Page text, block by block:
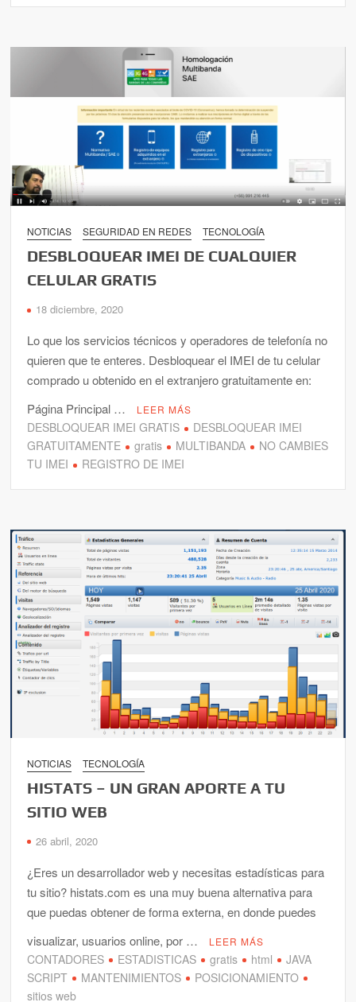
NOTICIAS SEGURIDAD EN REDES TECNOLOGÍA
DESBLOQUEAR IMEI DE CUALQUIER
CELULAR GRATIS
18 diciembre, 2020
Lo que los servicios técnicos y operadores de telefonía no
quieren que te enteres. Desbloquear el IMEI de tu celular
comprado u obtenido en el extranjero gratuitamente en:
Página Principal …
LEER MÁS
DESBLOQUEAR IMEI GRATIS
DESBLOQUEAR IMEI
GRATUITAMENTE
gratis MULTIBANDA
NO CAMBIES
TU IMEI
REGISTRO DE IMEI
NOTICIAS TECNOLOGÍA
HISTATS – UN GRAN APORTE A TU
SITIO WEB
26 abril, 2020
¿Eres un desarrollador web y necesitas estadísticas para
tu sitio? histats.com es una muy buena alternativa para
que puedas obtener de forma externa, en donde puedes
visualizar, usuarios online, por …
LEER MÁS
CONTADORES ESTADISTICAS gratis html
JAVA
SCRIPT
MANTENIMIENTOS
POSICIONAMIENTO
sitios web